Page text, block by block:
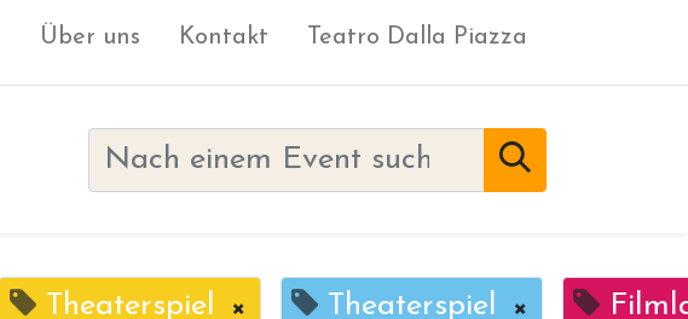
Über uns Kontakt Teatro Dalla Piazza
Theaterspiel
×
Theaterspiel
×